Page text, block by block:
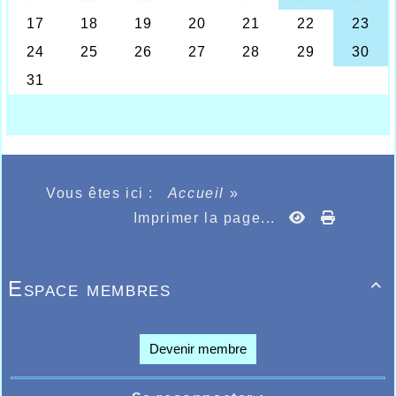
Thadée Fourmantrouw, le frère, terminait
3ème
en 17.08.1, enfin en cadettes filles,
encore une belle performance de Léa Van
Lierde sur le 5000m avec une 2
èmeplace en
27.27.3 tous ces résultats démontrent
l’efficacité de l’entraîneur de marche de
marche athlétique. Le samedi 18 septembre
à Douchy les Mines où Anthony Puteanus
10.41.35, une épreuve il est vrai peu courue
au cours d’une saison athlétique et où les
opportunités ne sont pas courantes, il
sensations peu communes de cette épreuve
particulière très prisée du public en
Le lendemain c’est aux Sables d’Olonne que
se disputait le championnat de France du
semi-marathon (21,095kms) et Pierre
Bouvier était le seul à faire le déplacement
Vous êtes ici : Accueil »
Imprimer la page...

Espace membres
Devenir membre